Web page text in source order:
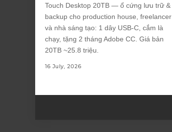
Touch Desktop 20TB — ổ cứng lưu trữ &
backup cho production house, freelancer
và nhà sáng tạo: 1 dây USB-C, cắm là
chạy, tặng 2 tháng Adobe CC. Giá bản
20TB ~25.8 triệu.
16 July, 2026